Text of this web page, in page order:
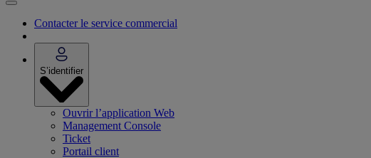
Contacter le service commercial
S’identifier
Ouvrir l’application Web
Management Console
Ticket
Portail client